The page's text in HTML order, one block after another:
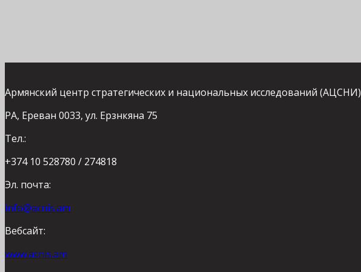
Армянский центр стратегических и национальных исследований (АЦСНИ)
РА, Ереван 0033, ул. Ерзнкяна 75
Тел.:
+374 10 528780 / 274818
Эл. почта:
info@acnis.am
Вебсайт:
www.acnis.am